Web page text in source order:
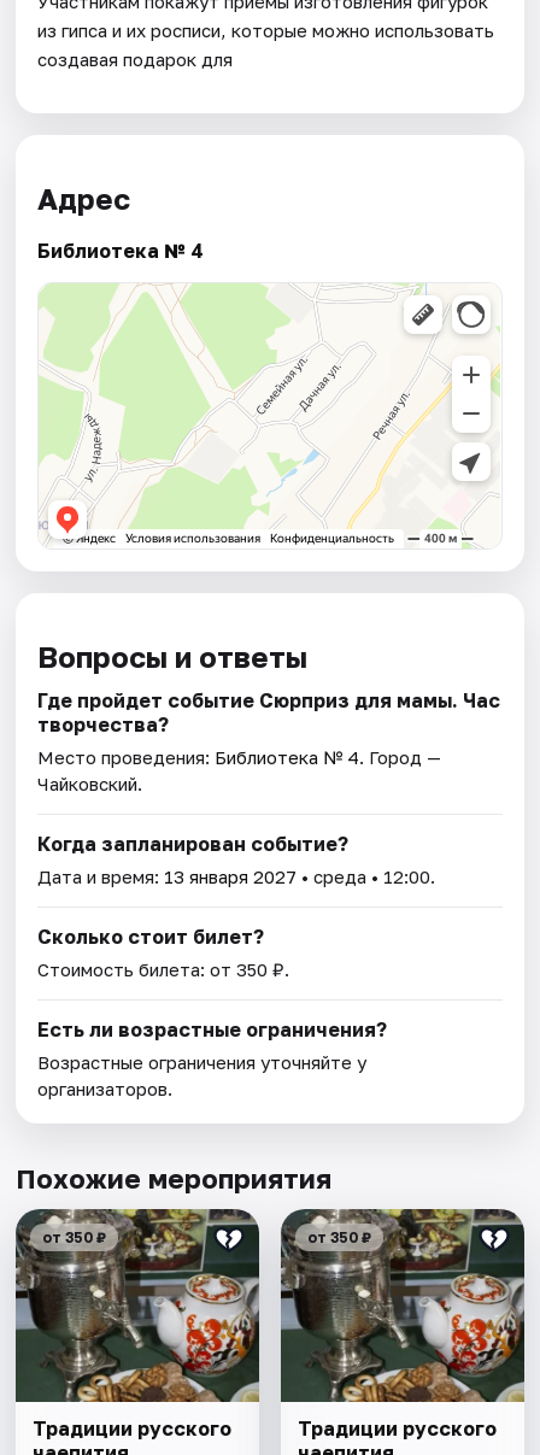
из гипса и их росписи, которые можно использовать
создавая подарок для
Адрес
Библиотека № 4
Вопросы и ответы
Где пройдет событие Сюрприз для мамы. Час
творчества?
Место проведения: Библиотека № 4. Город —
Чайковский.
Когда запланирован событие?
Дата и время: 13 января 2027 • среда • 12:00.
Сколько стоит билет?
Стоимость билета: от 350 ₽.
Есть ли возрастные ограничения?
Возрастные ограничения уточняйте у
организаторов.
Похожие мероприятия
от 350 ₽
Традиции русского
от 350 ₽
Традиции русского